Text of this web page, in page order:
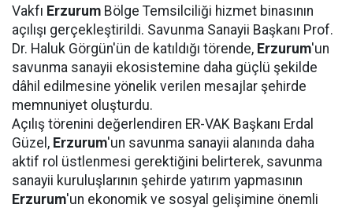
Vakfı Erzurum Bölge Temsilciliği hizmet binasının
açılışı gerçekleştirildi. Savunma Sanayii Başkanı Prof.
Dr. Haluk Görgün'ün de katıldığı törende, Erzurum'un
savunma sanayii ekosistemine daha güçlü şekilde
dâhil edilmesine yönelik verilen mesajlar şehirde
memnuniyet oluşturdu.
Açılış törenini değerlendiren ER-VAK Başkanı Erdal
Güzel, Erzurum'un savunma sanayii alanında daha
aktif rol üstlenmesi gerektiğini belirterek, savunma
sanayii kuruluşlarının şehirde yatırım yapmasının
Erzurum'un ekonomik ve sosyal gelişimine önemli